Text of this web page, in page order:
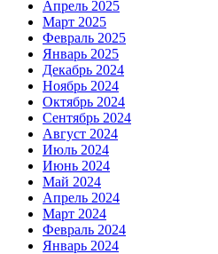
Апрель 2025
Март 2025
Февраль 2025
Январь 2025
Декабрь 2024
Ноябрь 2024
Октябрь 2024
Сентябрь 2024
Август 2024
Июль 2024
Июнь 2024
Май 2024
Апрель 2024
Март 2024
Февраль 2024
Январь 2024